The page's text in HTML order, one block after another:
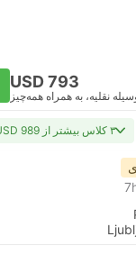
USD 793
نقلیه، به همراه همه‌چیز
۳ کلاس بیشتر از USD 989